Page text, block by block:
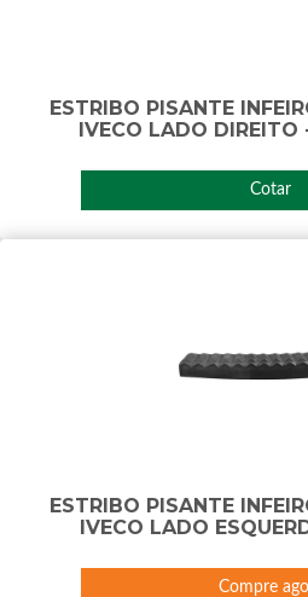
ESTRIBO PISANTE
IVECO LADO DIREITO
Cotar
ESTRIBO PISANTE
IVECO LADO
Compre